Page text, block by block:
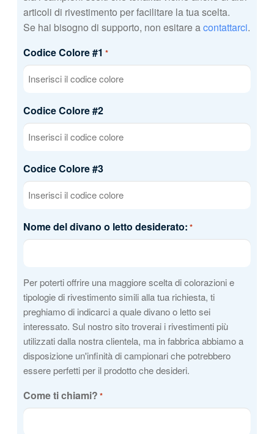
articoli di rivestimento per facilitare la tua scelta.
Se hai bisogno di supporto, non esitare acontattarci.
Codice Colore #1 *
Codice Colore #2
Codice Colore #3
Nome del divano o letto desiderato: *
Per poterti offrire una maggiore scelta di colorazioni e
tipologie di rivestimento simili alla tua richiesta, ti
preghiamo di indicarci a quale divano o letto sei
interessato. Sul nostro sito troverai i rivestimenti più
utilizzati dalla nostra clientela, ma in fabbrica abbiamo a
disposizione un'infinità di campionari che potrebbero
essere perfetti per il prodotto che desideri.
Come ti chiami? *